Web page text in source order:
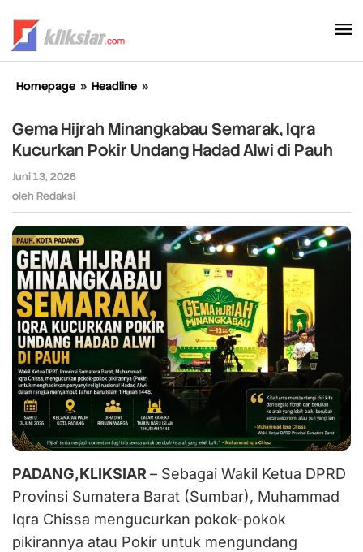
konten
Homepage » Headline »
Minangkabau
Semarak,
Iqra
Hadad
Alwi
Pauh
Gema Hijrah Minangkabau Semarak, Iqra
Kucurkan Pokir Undang Hadad Alwi di Pauh
Juni 13, 2026
oleh Redaksi
PADANG,KLIKSIAR – Sebagai Wakil Ketua DPRD
Provinsi Sumatera Barat (Sumbar), Muhammad
Iqra Chissa mengucurkan pokok-pokok
pikirannya atau Pokir untuk mengundang